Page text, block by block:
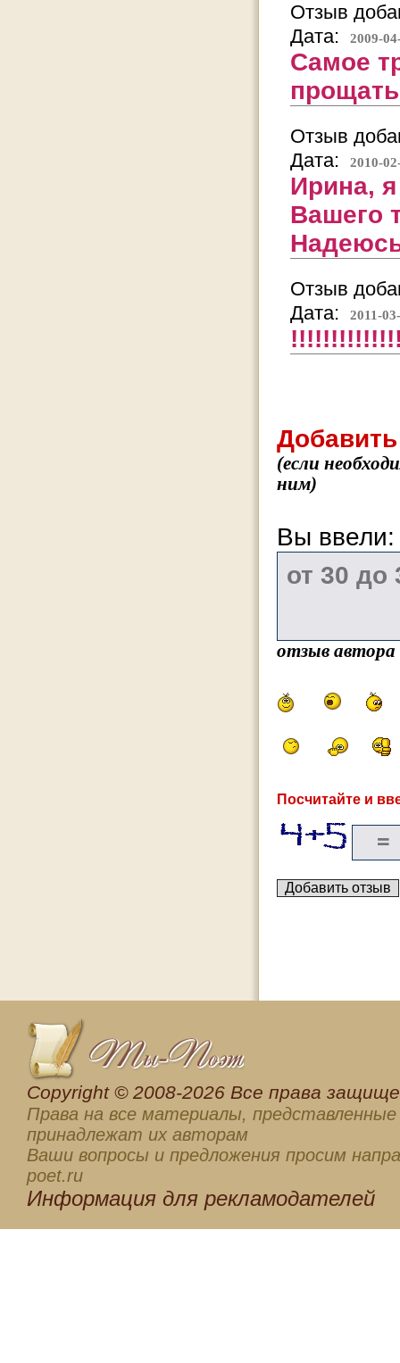
Отзыв
Дата:
2009-
Самое
Отзыв
Дата:
2010-
Ирина,
Вашего
Отзыв
Дата:
2011-
(если
ним)
Вы
отзыв
Посчитайте и
Сopyright © 2008-2026 Все права
Права на все материалы, представленные
принадлежат их авторам
Ваши вопросы и предложения просим
poet.ru
Информация для рекламодателей